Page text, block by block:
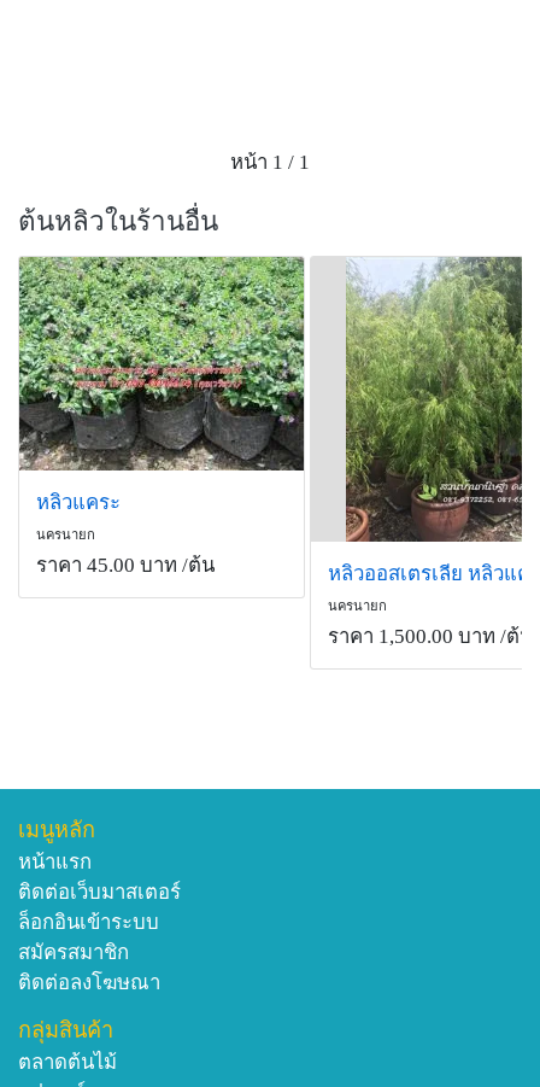
หน้า 1 / 1
ต้นหลิวในร้านอื่น
หลิวแคระ
นครนายก
ราคา 45.00 บาท /ต้น หลิวออสเตรเลีย หลิวแค
นครนายก
ราคา 1,500.00 บาท /ต้น
เมนูหลัก
หน้าแรก
ติดต่อเว็บมาสเตอร์
ล็อกอินเข้าระบบ
สมัครสมาชิก
ติดต่อลงโฆษณา
กลุ่มสินค้า
ตลาดต้นไม้